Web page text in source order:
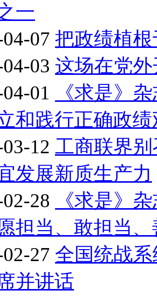
一
07 把政绩植根
03 这场在党
01
《求是》
立和践行正确政
12 工商联界
发展新质生产力
28
《求是》
愿担当、敢担当
27 全国统战
并讲话